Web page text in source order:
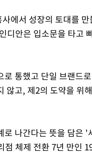
에서 성장의 토대를
디안은 입소문을 타고
통했고 단일 브랜드
않고, 제2의 도약을 위
로 나간다는 뜻을 담은
체제 전환 7년 만인